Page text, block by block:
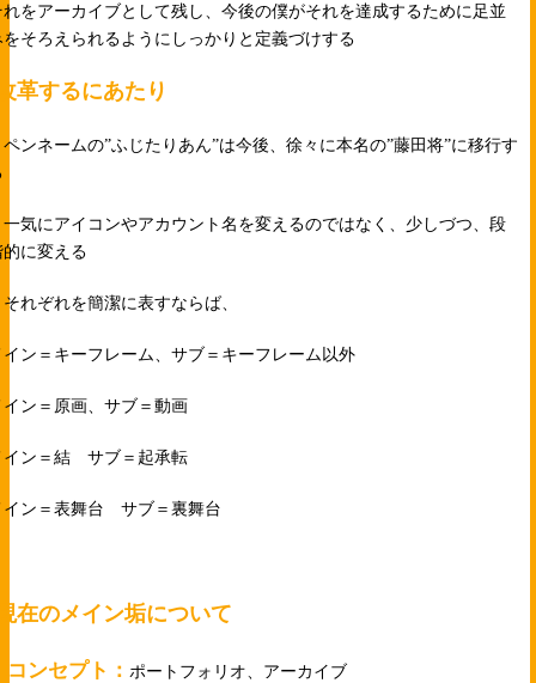
れをアーカイブとして残し、今後の僕がそれを達成するために足並
をそろえられるようにしっかりと定義づけする
革するにあたり
ペンネームの”ふじたりあん”は今後、徐々に本名の”藤田将”に移行す
一気にアイコンやアカウント名を変えるのではなく、少しづつ、段
的に変える
それぞれを簡潔に表すならば、
イン＝キーフレーム、サブ＝キーフレーム以外
イン＝原画、サブ＝動画
イン＝結 サブ＝起承転
イン＝表舞台 サブ＝裏舞台
在のメイン垢について
コンセプト： ポートフォリオ、アーカイブ